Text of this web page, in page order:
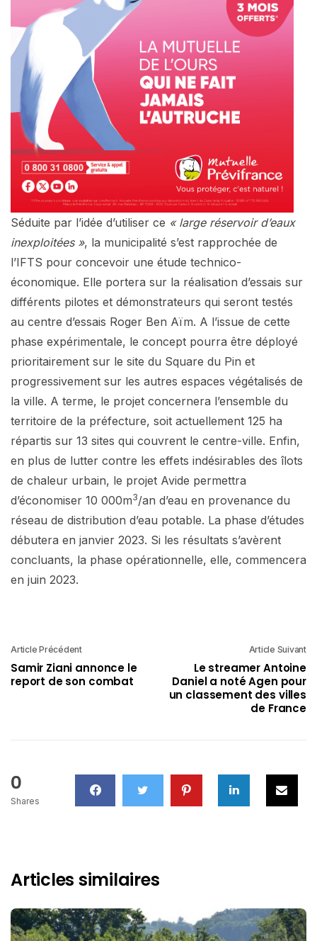
Séduite par l’idée d’utiliser ce « large réservoir d’eaux
inexploitées », la municipalité s’est rapprochée de
l’IFTS pour concevoir une étude technico-
économique. Elle portera sur la réalisation d’essais sur
différents pilotes et démonstrateurs qui seront testés
au centre d’essais Roger Ben Aïm. A l’issue de cette
phase expérimentale, le concept pourra être déployé
prioritairement sur le site du Square du Pin et
progressivement sur les autres espaces végétalisés de
la ville. A terme, le projet concernera l’ensemble du
territoire de la préfecture, soit actuellement 125 ha
répartis sur 13 sites qui couvrent le centre-ville. Enfin,
en plus de lutter contre les effets indésirables des îlots
de chaleur urbain, le projet Avide permettra
d’économiser 10 000m3/an d’eau en provenance du
réseau de distribution d’eau potable. La phase d’études
débutera en janvier 2023. Si les résultats s’avèrent
concluants, la phase opérationnelle, elle, commencera
en juin 2023.
Article Précédent
Samir Ziani annonce le
report de son combat
Article Suivant
Le streamer Antoine
Daniel a noté Agen pour
un classement des villes
de France
0
Shares
Articles similaires